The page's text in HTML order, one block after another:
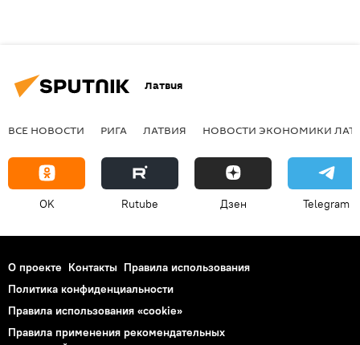
Латвия
ВСЕ НОВОСТИ РИГА ЛАТВИЯ НОВОСТИ ЭКОНОМИКИ
OK Rutube Дзен Telegram
О проекте Контакты Правила использования
Политика конфиденциальности
Правила использования «cookie»
Правила применения рекомендательных